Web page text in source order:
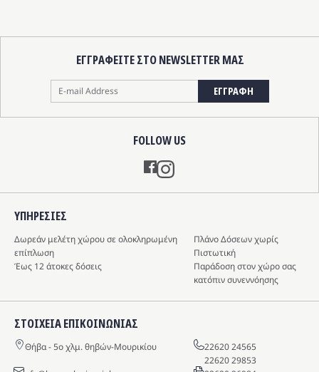
FOLLOW US
Instagram
ΕΓΓΡΑΦΕΙΤΕ ΣΤΟ NEWSLETTER ΜΑΣ
ΕΓΓΡΑΦΗ
ΥΠΗΡΕΣIΕΣ
Δωρεάν μελέτη χώρου σε ολοκληρωμένη
επίπλωση
Πλάνο Δόσεων χωρίς
Πιστωτική
Έως 12 άτοκες δόσεις
Παράδοση στον χώρο σας
κατόπιν συνεννόησης
ΣΤΟΙΧΕΙΑ ΕΠΙΚΟΙΝΩΝΙΑΣ
Θήβα - 5o χλμ. θηβών-Μουρικίου
22620 24565
22620 29853